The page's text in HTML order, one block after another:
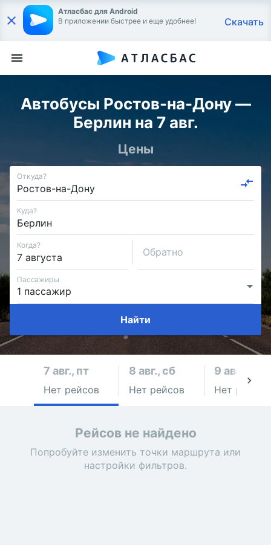
Атласбас для Android
В приложении быстрее и еще удобнее!
Скачать
Автобусы Ростов-на-Дону —
Берлин на 7 авг.
Цены
Откуда?
Куда?
Когда?
Обратно
Пассажиры
Найти
7 авг., пт
Нет рейсов
8 авг., сб
Нет рейсов
9 авг., вс
Нет рейсов
Рейсов не найдено
Попробуйте изменить точки маршрута или
настройки фильтров.